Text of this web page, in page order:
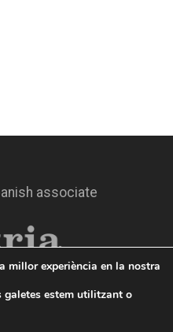
associate
millor experiència en la nostra
galetes estem utilitzant o